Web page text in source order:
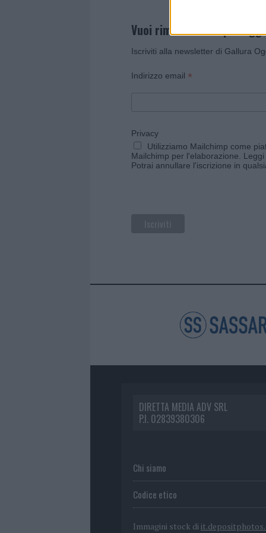
Vuoi rimanere sempre
Iscriviti alla newsletter di Gallura
Indirizzo email *
Privacy
Utilizziamo Mailchimp come
Mailchimp per l'elaborazione.
Potrai annullare l'iscrizione in
DIRETTA MEDIA ADV SRL
P.I. 02839380306
Chi siamo
Codice etico
Immagini stock di